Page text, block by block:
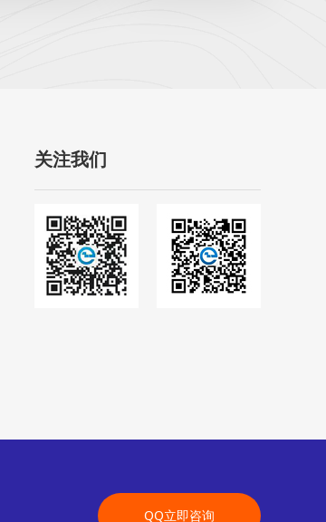
关注我们
QQ立即咨询